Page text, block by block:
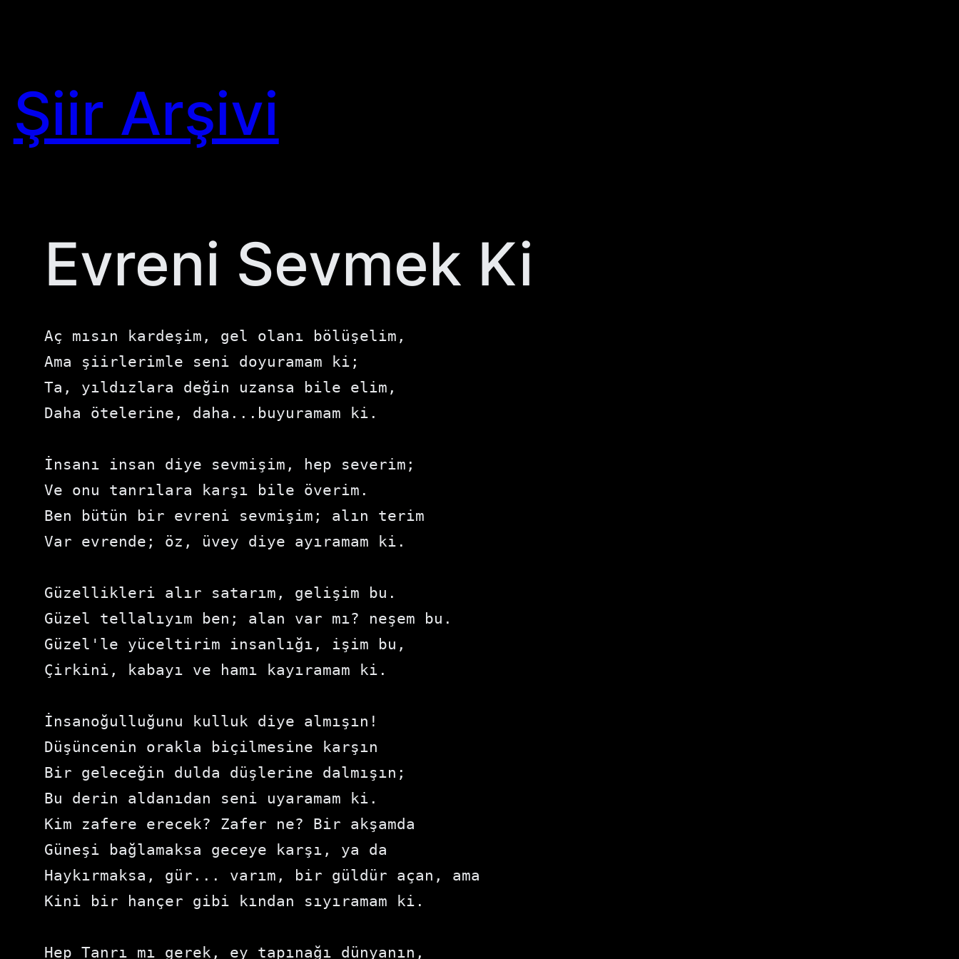
Şiir Arşivi
Evreni Sevmek Ki
Aç mısın kardeşim, gel olanı bölüşelim,
Ama şiirlerimle seni doyuramam ki;
Ta, yıldızlara değin uzansa bile elim,
Daha ötelerine, daha...buyuramam ki.
İnsanı insan diye sevmişim, hep severim;
Ve onu tanrılara karşı bile överim.
Ben bütün bir evreni sevmişim; alın terim
Var evrende; öz, üvey diye ayıramam ki.
Güzellikleri alır satarım, gelişim bu.
Güzel tellalıyım ben; alan var mı? neşem bu.
Güzel'le yüceltirim insanlığı, işim bu,
Çirkini, kabayı ve hamı kayıramam ki.
İnsanoğulluğunu kulluk diye almışın!
Düşüncenin orakla biçilmesine karşın
Bir geleceğin dulda düşlerine dalmışın;
Bu derin aldanıdan seni uyaramam ki.
Kim zafere erecek? Zafer ne? Bir akşamda
Güneşi bağlamaksa geceye karşı, ya da
Haykırmaksa, gür... varım, bir güldür açan, ama
Kini bir hançer gibi kından sıyıramam ki.
Hep Tanrı mı gerek, ey tapınağı dünyanın,